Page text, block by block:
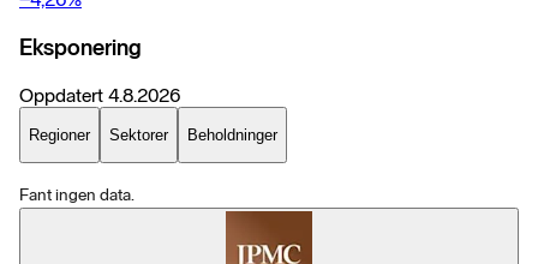
Eksponering
Oppdatert 4.8.2026
Regioner Sektorer Beholdninger
Fant ingen data.